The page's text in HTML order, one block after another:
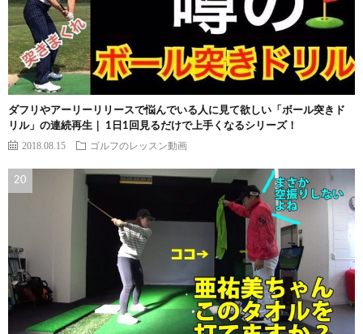
ダフリやアーリーリリースで悩んでいる人に見て欲しい「ボール突きド
リル」の連続再生｜ 1日1回見るだけで上手くなるシリーズ！
2018.08.15 ゴルフのレッスン動画